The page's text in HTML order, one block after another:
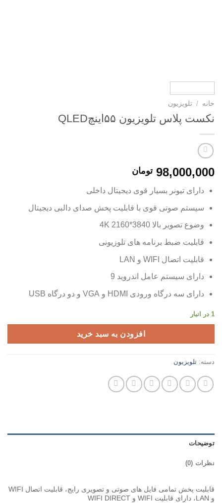
خانه / تلویزیون
نکست پلاس تلویزیون ۵۵اینچQLED
98,000,000 تومان
دارای تیونر بسیار قوی دیجیتال داخلی
سیستم صوتی قوی با قابلیت پخش صدای دالبی دیجیتال
وضوع تصویر بالا 3840*2160 4K
قابلیت ضبط برنامه های تلوزیونی
قابلیت اتصال WIFI و LAN
دارای سیستم عامل اندروید 9
دارای سه درگاه ورودی HDMI و VGA و دو درگاه USB
1 در انبار
افزودن به سبد خرید
دسته: تلویزیون
توضیحات
نظرات (0)
قابلیت پخش تمامی فایل های صوتی و تصویری رایج، قابلیت اتصال WIFI
و LAN، دارای قابلیت WIFI و WIFI DIRECT